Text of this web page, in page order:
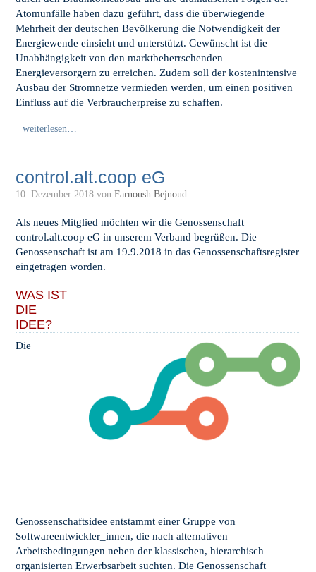
Atomunfälle haben dazu geführt, dass die überwiegende
Mehrheit der deutschen Bevölkerung die Notwendigkeit der
Energiewende einsieht und unterstützt. Gewünscht ist die
Unabhängigkeit von den marktbeherrschenden
Energieversorgern zu erreichen. Zudem soll der kostenintensive
Ausbau der Stromnetze vermieden werden, um einen positiven
Einfluss auf die Verbraucherpreise zu schaffen.
weiterlesen…
control.alt.coop eG
10. Dezember 2018 vonFarnoush Bejnoud
Als neues Mitglied möchten wir die Genossenschaft
control.alt.coop eG in unserem Verband begrüßen. Die
Genossenschaft ist am 19.9.2018 in das Genossenschaftsregister
eingetragen worden.
WAS IST
DIE
IDEE?
Die
Genossenschaftsidee entstammt einer Gruppe von
Softwareentwickler_innen, die nach alternativen
Arbeitsbedingungen neben der klassischen, hierarchisch
organisierten Erwerbsarbeit suchten. Die Genossenschaft